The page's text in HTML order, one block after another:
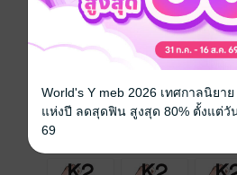
วันที่วางขาย
ความยาว
เล่มอื่นๆ ในซีรีส์
World's Y meb 2026 เทศกาลนิยา
แห่งปี ลดสุดฟิน สูงสุด 80% ตั้งแต่วั
69